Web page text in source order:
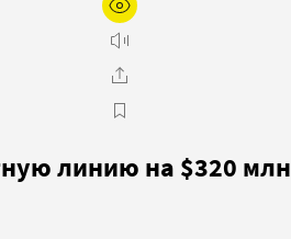
линию на $320 млн